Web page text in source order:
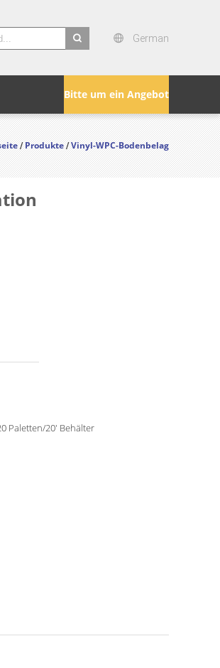
German
Bitte um ein Angebot
/Produkte/Vinyl-WPC-Bodenbelag
Paletten/20' Behälter